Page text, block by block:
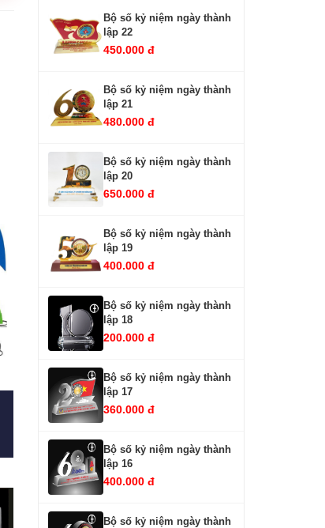
Bộ số kỷ niệm ngày thành
lập 22
450.000 đ
Bộ số kỷ niệm ngày thành
lập 21
480.000 đ
Bộ số kỷ niệm ngày thành
lập 20
650.000 đ
Bộ số kỷ niệm ngày thành
lập 19
400.000 đ
Bộ số kỷ niệm ngày thành
lập 18
200.000 đ
Bộ số kỷ niệm ngày thành
lập 17
360.000 đ
Bộ số kỷ niệm ngày thành
lập 16
400.000 đ
Bộ số kỷ niệm ngày thành